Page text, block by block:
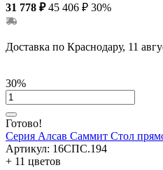
31 778 ₽ 45 406 ₽ 30%
Доставка по Краснодару, 11
30%
Готово!
Серия Алсав Саммит Стол
Артикул: 16СПС.194
+ 11 цветов